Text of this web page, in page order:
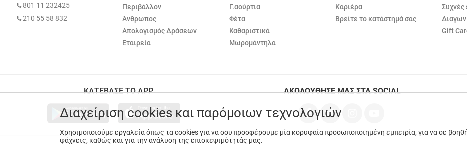
801 11 232425
210 55 58 832
Περιβάλλον
Άνθρωπος
Απολογισμός Δράσεων
Εταιρεία
Γιαούρτια
Φέτα
Καθαριστικά
Μωρομάντηλα
Καριέρα
Βρείτε το κατάστημά σας
Συχνές
Gift
ΚΑΤΕΒΑΣΕ ΤΟ APP ΑΚΟΛΟΥΘΗΣΕ ΜΑΣ ΣΤΑ SOCIAL
Διαχείριση cookies και παρόμοιων τεχνολογιών
Χρησιμοποιούμε εργαλεία όπως τα cookies για να σου προσφέρουμε μία κορυφαία προσωποποιημένη εμπειρία, για να σε
ψάχνεις, καθώς και για την ανάλυση της επισκεψιμότητάς μας.